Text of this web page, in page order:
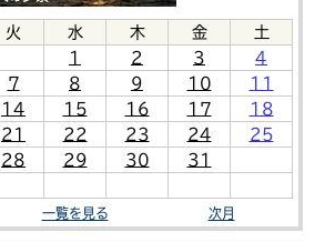
火 水 木 金
土
1
2 3
4
7 8 9 10
11
14 15 16 17
18
21 22 23 24
25
28 29 30 31
一覧を見る 次月